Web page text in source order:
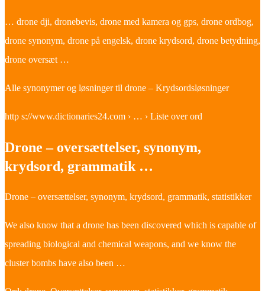
… drone dji, dronebevis, drone med kamera og gps, drone ordbog,
drone synonym, drone på engelsk, drone krydsord, drone betydning,
drone oversæt …
Alle synonymer og løsninger til drone – Krydsordsløsninger
http s://www.dictionaries24.com › … › Liste over ord
Drone – oversættelser, synonym,
krydsord, grammatik …
Drone – oversættelser, synonym, krydsord, grammatik, statistikker
We also know that a drone has been discovered which is capable of
spreading biological and chemical weapons, and we know the
cluster bombs have also been …